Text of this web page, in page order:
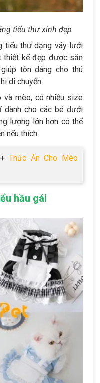
tiểu thư xinh đẹp
tiểu thư dạng váy lưới
thiết kế đẹp được săn
tôn dáng cho thú
di chuyển.
và mèo, có nhiều size
dành cho các bé dưới
lượng lớn hơn có thể
nếu thích.
Thức Ăn Cho Mèo
hầu gái